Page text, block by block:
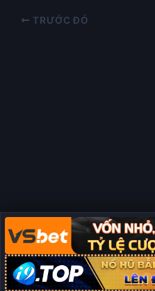
TRƯỚC ĐÓ
Copyright ©